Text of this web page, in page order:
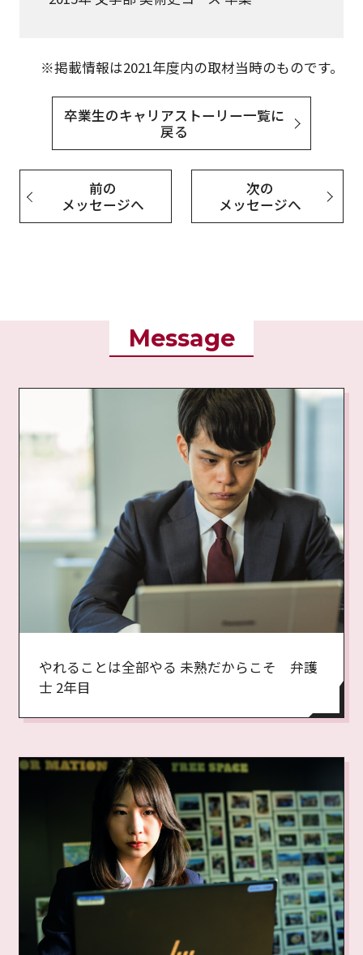
※掲載情報は2021年度内の取材当時のものです。
卒業生のキャリアストーリー一覧に
戻る
前の
メッセージへ
次の
メッセージへ
Message
やれることは全部やる 未熟だからこそ 弁護
士 2年目